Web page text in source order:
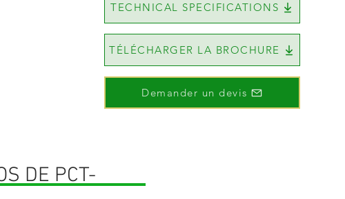
TECHNICAL SPECIFICATIONS
TÉLÉCHARGER LA BROCHURE
Demander un devis
DE PCT-